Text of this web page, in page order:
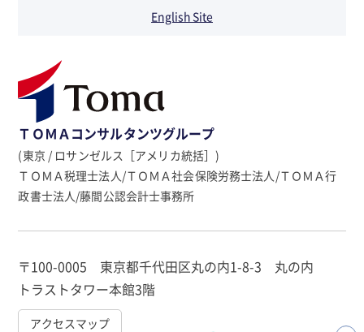
English Site
ＴＯＭＡコンサルタンツグループ
(東京 / ロサンゼルス［アメリカ統括］)
ＴＯＭＡ税理士法人/ＴＯＭＡ社会保険労務士法人/ＴＯＭＡ行
政書士法人/藤間公認会計士事務所
〒100-0005 東京都千代田区丸の内1-8-3 丸の内
トラストタワー本館3階
アクセスマップ